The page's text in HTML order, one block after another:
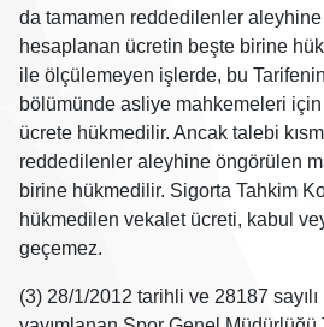
da tamamen reddedilenler
hesaplanan ücretin beşte birine
ile ölçülemeyen işlerde, bu Tarifenin
bölümünde asliye mahkemeleri
ücrete hükmedilir. Ancak talebi
reddedilenler aleyhine öngörülen
birine hükmedilir. Sigorta Tahkim
hükmedilen vekalet ücreti, kabul
geçemez.
(3) 28/1/2012 tarihli ve 28187